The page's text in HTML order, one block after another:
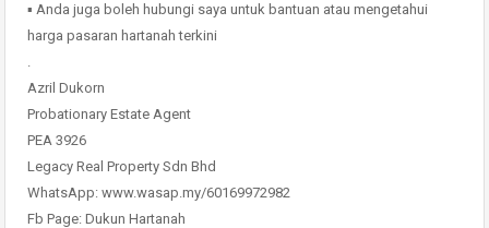
▪ Anda juga boleh hubungi saya untuk bantuan atau mengetahui
harga pasaran hartanah terkini
.
Azril Dukorn
Probationary Estate Agent
PEA 3926
Legacy Real Property Sdn Bhd
WhatsApp: www.wasap.my/60169972982
Fb Page: Dukun Hartanah